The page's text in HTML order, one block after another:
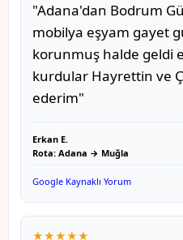
"Adana'dan Bodrum
mobilya eşyam gayet
korunmuş halde geldi
kurdular Hayrettin ve
ederim"
Erkan E.
Rota: Adana → Muğla
Google Kaynaklı Yorum
★★★★★